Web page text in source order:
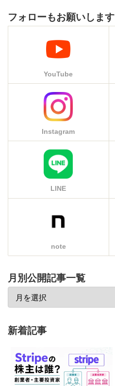
フォローもお願いします
YouTube
Instagram
LINE
note
月別公開記事一覧
新着記事